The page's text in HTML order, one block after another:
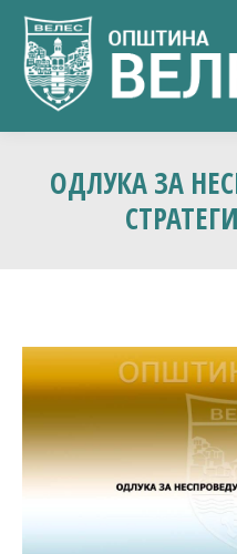
ОДЛУКА ЗА